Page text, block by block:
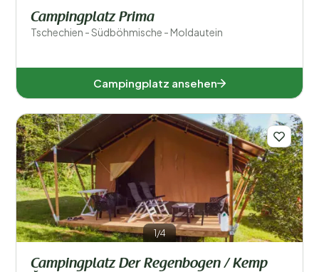
Beliebte Filter
Unterkunftstyp
Allgemein
Sport und Freizeit
Campingplatz Prima
Tschechien - Südböhmische - Moldautein
Campingplatz ansehen
1/4
Campingplatz Der Regenbogen / Kemp